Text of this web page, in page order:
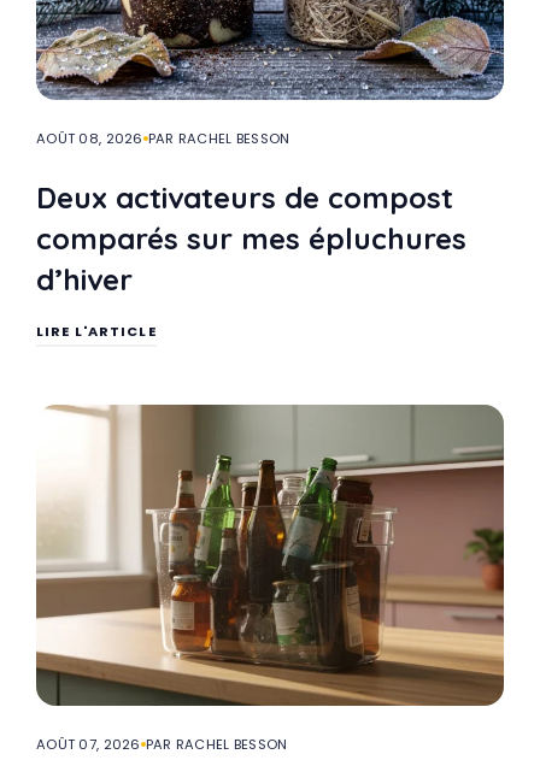
AOÛT 08, 2026 PAR RACHEL BESSON
Deux activateurs de compost
comparés sur mes épluchures
d’hiver
LIRE L'ARTICLE
AOÛT 07, 2026 PAR RACHEL BESSON